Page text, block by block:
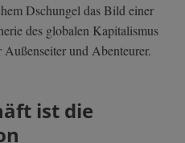
Dschungel das Bild einer
des globalen Kapitalismus
und Abenteurer.
ist die